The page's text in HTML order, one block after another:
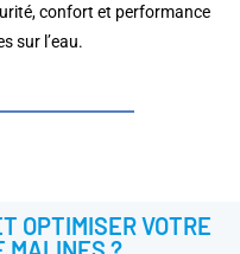
confort et performance
sur l’eau.
OPTIMISER VOTRE